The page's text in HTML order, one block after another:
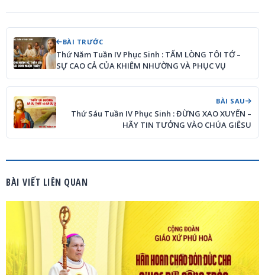
BÀI TRƯỚC
Thứ Năm Tuần IV Phục Sinh : TẤM LÒNG TÔI TỚ –
SỰ CAO CẢ CỦA KHIÊM NHƯỜNG VÀ PHỤC VỤ
BÀI SAU
Thứ Sáu Tuần IV Phục Sinh : ĐỪNG XAO XUYẾN –
HÃY TIN TƯỞNG VÀO CHÚA GIÊSU
BÀI VIẾT LIÊN QUAN